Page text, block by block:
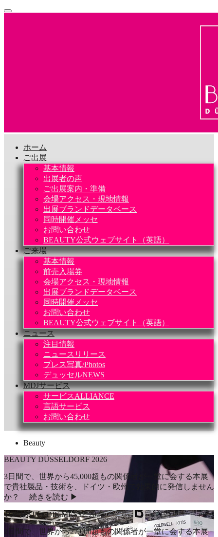
ホーム
ご出展
基本情報
出展者の声
ご出展案内・準備
会場アクセス・現地情報
出展ブランドデータベース
同時開催メッセ
お問い合わせ
BEAUTY公式ウェブサイト（英語）
ご来場
基本情報
前売入場券
会場アクセス・現地情報
出展ブランドデータベース
同時開催メッセ
お問い合わせ
BEAUTY公式ウェブサイト（英語）
ニュース
注目情報
ニュースリリース
プレス写真/Photos
デュッセルNEWS
MDJサービス
サービスALLIANCE
言語サービス
お問い合わせ
Beauty
BEAUTY DÜSSELDORF 2026
3日間で、世界から45,000超もの関係者が一堂に会する本展
で貴社製品・技術を、ドイツ・欧州で効果的に発信しません
か？ 続きを読む ▶
TOP HAIR - DIE MESSE 2026
2日間で、世界から27,000超もの関係者が一堂に会する本展